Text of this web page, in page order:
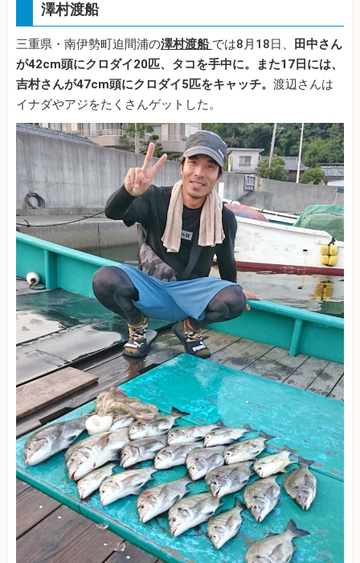
澤村渡船
三重県・南伊勢町迫間浦の澤村渡船 では8月18日、
田中さん
が42cm頭にクロダイ20匹、タコを手中に。また17日には、
吉村さんが47cm頭にクロダイ5匹をキャッチ。 渡辺さんは
イナダやアジをたくさんゲットした。